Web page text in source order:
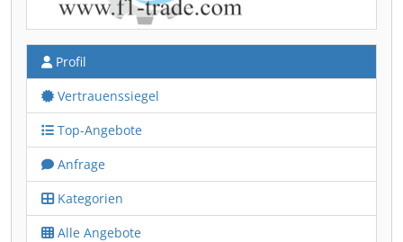
Profil
Vertrauenssiegel
Top-Angebote
Anfrage
Kategorien
Alle Angebote